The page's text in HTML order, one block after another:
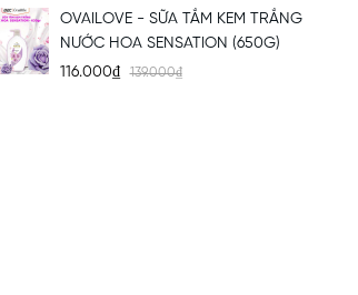
OVAILOVE - SỮA TẮM KEM TRẮNG
NƯỚC HOA SENSATION (650G)
116.000₫
139.000₫